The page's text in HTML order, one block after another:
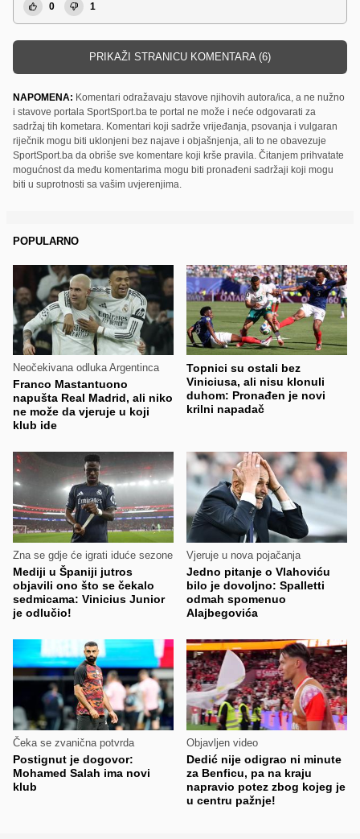
0 1
PRIKAŽI STRANICU KOMENTARA (6)
NAPOMENA: Komentari odražavaju stavove njihovih autora/ica, a ne nužno
i stavove portala SportSport.ba te portal ne može i neće odgovarati za
sadržaj tih kometara. Komentari koji sadrže vrijeđanja, psovanja i vulgaran
riječnik mogu biti uklonjeni bez najave i objašnjenja, ali to ne obavezuje
SportSport.ba da obriše sve komentare koji krše pravila. Čitanjem prihvatate
mogućnost da među komentarima mogu biti pronađeni sadržaji koji mogu
biti u suprotnosti sa vašim uvjerenjima.
POPULARNO
Neočekivana odluka Argentinca
Franco Mastantuono
napušta Real Madrid, ali niko
ne može da vjeruje u koji
klub ide
Topnici su ostali bez
Viniciusa, ali nisu klonuli
duhom: Pronađen je novi
krilni napadač
Zna se gdje će igrati iduće sezone
Mediji u Španiji jutros
objavili ono što se čekalo
sedmicama: Vinicius Junior
je odlučio!
Vjeruje u nova pojačanja
Jedno pitanje o Vlahoviću
bilo je dovoljno: Spalletti
odmah spomenuo
Alajbegovića
Čeka se zvanična potvrda
Postignut je dogovor:
Mohamed Salah ima novi
klub
Objavljen video
Dedić nije odigrao ni minute
za Benficu, pa na kraju
napravio potez zbog kojeg je
u centru pažnje!